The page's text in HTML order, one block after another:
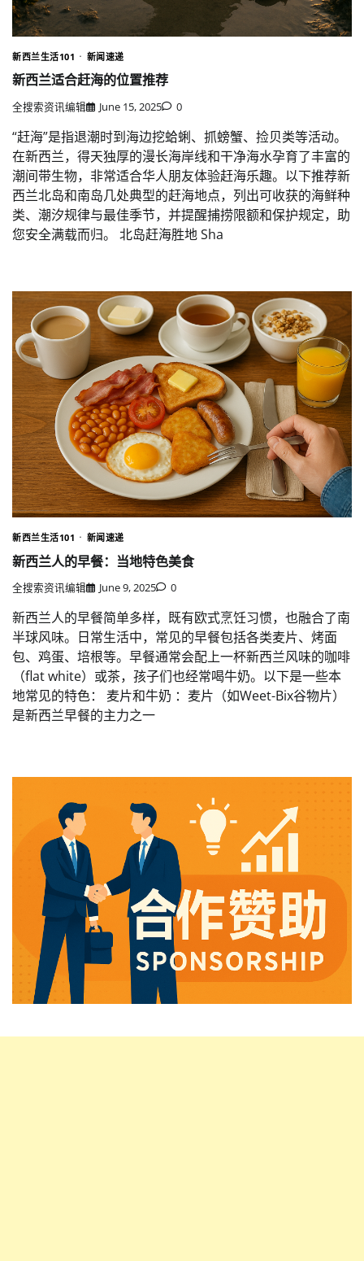
新西兰生活101 新闻速递
新西兰适合赶海的位置推荐
全搜索资讯编辑 June 15, 2025 0
“赶海”是指退潮时到海边挖蛤蜊、抓螃蟹、捡贝类等活动。
在新西兰，得天独厚的漫长海岸线和干净海水孕育了丰富的
潮间带生物，非常适合华人朋友体验赶海乐趣。以下推荐新
西兰北岛和南岛几处典型的赶海地点，列出可收获的海鲜种
类、潮汐规律与最佳季节，并提醒捕捞限额和保护规定，助
您安全满载而归。 北岛赶海胜地 Sha
新西兰生活101 新闻速递
新西兰人的早餐：当地特色美食
全搜索资讯编辑 June 9, 2025 0
新西兰人的早餐简单多样，既有欧式烹饪习惯，也融合了南
半球风味。日常生活中，常见的早餐包括各类麦片、烤面
包、鸡蛋、培根等。早餐通常会配上一杯新西兰风味的咖啡
（flat white）或茶，孩子们也经常喝牛奶。以下是一些本
地常见的特色： 麦片和牛奶 ：麦片（如Weet-Bix谷物片）
是新西兰早餐的主力之一